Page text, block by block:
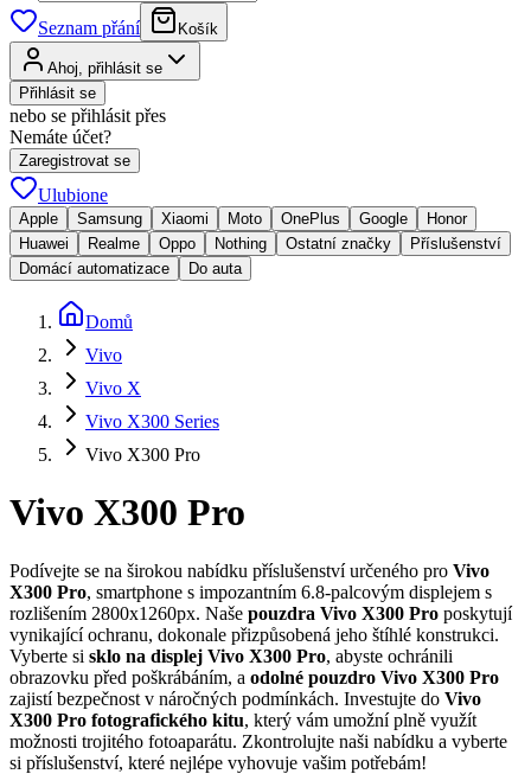
Seznam přání Košík
Ahoj, přihlásit se
Přihlásit se
nebo se přihlásit přes
Nemáte účet?
Zaregistrovat se
Ulubione
Apple Samsung Xiaomi Moto OnePlus Google
Honor
Huawei
Realme Oppo Nothing Ostatní značky
Příslušenství
Domácí automatizace
Do auta
Domů
Vivo
Vivo X
Vivo X300 Series
Vivo X300 Pro
Vivo X300 Pro
Podívejte se na širokou nabídku příslušenství určeného pro Vivo
X300 Pro, smartphone s impozantním 6.8-palcovým displejem s
rozlišením 2800x1260px. Naše pouzdra Vivo X300 Pro poskytují
vynikající ochranu, dokonale přizpůsobená jeho štíhlé konstrukci.
Vyberte si sklo na displej Vivo X300 Pro, abyste ochránili
obrazovku před poškrábáním, a odolné pouzdro Vivo X300 Pro
zajistí bezpečnost v náročných podmínkách. Investujte do Vivo
X300 Pro fotografického kitu, který vám umožní plně využít
možnosti trojitého fotoaparátu. Zkontrolujte naši nabídku a vyberte
si příslušenství, které nejlépe vyhovuje vašim potřebám!